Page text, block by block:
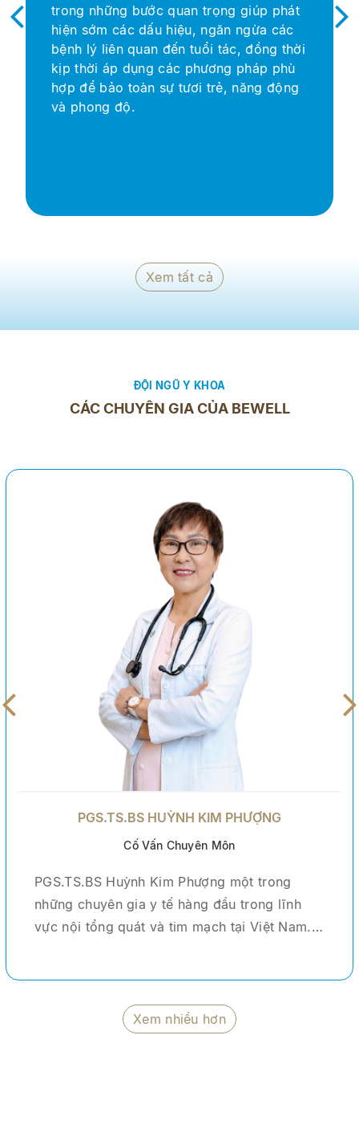
trong những bước quan trọng giúp phát
hiện sớm các dấu hiệu, ngăn ngừa các
bệnh lý liên quan đến tuổi tác, đồng thời
kịp thời áp dụng các phương pháp phù
hợp để bảo toàn sự tươi trẻ, năng động
và phong độ.
Xem tất cả
ĐỘI NGŨ Y KHOA
CÁC CHUYÊN GIA CỦA BEWELL
PGS.TS.BS HUỲNH KIM PHƯỢNG
Cố Vấn Chuyên Môn
PGS.TS.BS Huỳnh Kim Phượng một trong
những chuyên gia y tế hàng đầu trong lĩnh
vực nội tổng quát và tim mạch tại Việt Nam.
Bác sĩ từng đảm nhiệm vai trò Trưởng khoa
Xem nhiều hơn